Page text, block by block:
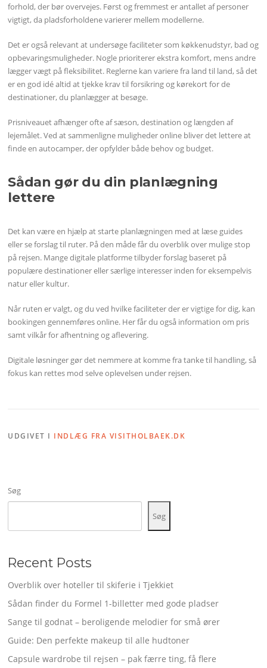
forhold, der bør overvejes. Først og fremmest er antallet af personer
vigtigt, da pladsforholdene varierer mellem modellerne.
Det er også relevant at undersøge faciliteter som køkkenudstyr, bad og
opbevaringsmuligheder. Nogle prioriterer ekstra komfort, mens andre
lægger vægt på fleksibilitet. Reglerne kan variere fra land til land, så det
er en god idé altid at tjekke krav til forsikring og kørekort for de
destinationer, du planlægger at besøge.
Prisniveauet afhænger ofte af sæson, destination og længden af
lejemålet. Ved at sammenligne muligheder online bliver det lettere at
finde en autocamper, der opfylder både behov og budget.
Sådan gør du din planlægning
lettere
Det kan være en hjælp at starte planlægningen med at læse guides
eller se forslag til ruter. På den måde får du overblik over mulige stop
på rejsen. Mange digitale platforme tilbyder forslag baseret på
populære destinationer eller særlige interesser inden for eksempelvis
natur eller kultur.
Når ruten er valgt, og du ved hvilke faciliteter der er vigtige for dig, kan
bookingen gennemføres online. Her får du også information om pris
samt vilkår for afhentning og aflevering.
Digitale løsninger gør det nemmere at komme fra tanke til handling, så
fokus kan rettes mod selve oplevelsen under rejsen.
UDGIVET I INDLÆG FRA VISITHOLBAEK.DK
Søg
Søg
Recent Posts
Overblik over hoteller til skiferie i Tjekkiet
Sådan finder du Formel 1-billetter med gode pladser
Sange til godnat – beroligende melodier for små ører
Guide: Den perfekte makeup til alle hudtoner
Capsule wardrobe til rejsen – pak færre ting, få flere